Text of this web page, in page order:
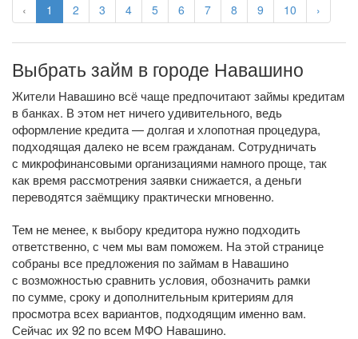
‹ 1 2 3 4 5 6 7 8 9 10 ›
Выбрать займ в городе Навашино
Жители Навашино всё чаще предпочитают займы кредитам
в банках. В этом нет ничего удивительного, ведь
оформление кредита — долгая и хлопотная процедура,
подходящая далеко не всем гражданам. Сотрудничать
с микрофинансовыми организациями намного проще, так
как время рассмотрения заявки снижается, а деньги
переводятся заёмщику практически мгновенно.
Тем не менее, к выбору кредитора нужно подходить
ответственно, с чем мы вам поможем. На этой странице
собраны все предложения по займам в Навашино
с возможностью сравнить условия, обозначить рамки
по сумме, сроку и дополнительным критериям для
просмотра всех вариантов, подходящим именно вам.
Сейчас их 92 по всем МФО Навашино.